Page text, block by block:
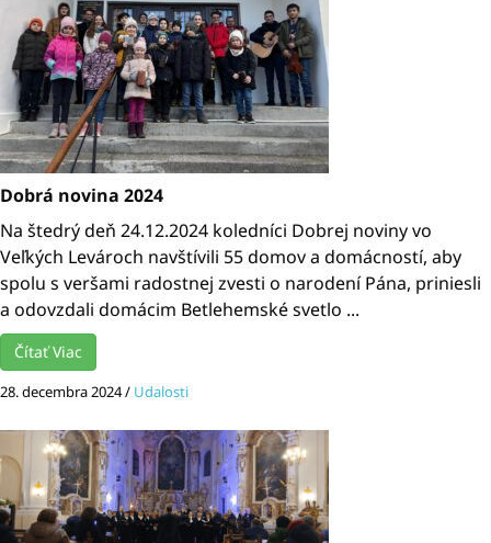
Dobrá novina 2024
Na štedrý deň 24.12.2024 koledníci Dobrej noviny vo
Veľkých Levároch navštívili 55 domov a domácností, aby
spolu s veršami radostnej zvesti o narodení Pána, priniesli
a odovzdali domácim Betlehemské svetlo ...
Čítať Viac
28. decembra 2024/ Udalosti